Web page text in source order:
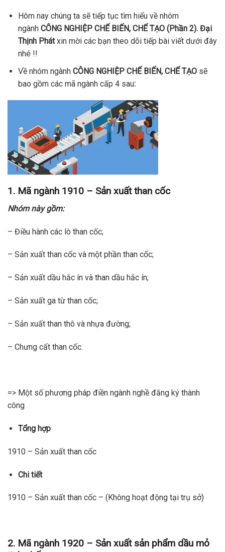
Hôm nay chúng ta sẽ tiếp tục tìm hiểu về nhóm
ngành CÔNG NGHIỆP CHẾ BIẾN, CHẾ TẠO (Phần 2). Đại
Thịnh Phátxin mời các bạn theo dõi tiếp bài viết dưới đây
nhé !!
Về nhóm ngành CÔNG NGHIỆP CHẾ BIẾN, CHẾ TẠO sẽ
bao gồm các mã ngành cấp 4 sau:
1. Mã ngành 1910 – Sản xuất than cốc
Nhóm này gồm:
– Điều hành các lò than cốc;
– Sản xuất than cốc và một phần than cốc;
– Sản xuất dầu hắc ín và than dầu hắc ín;
– Sản xuất ga từ than cốc;
– Sản xuất than thô và nhựa đường;
– Chưng cất than cốc.
=> Một số phương pháp điền ngành nghề đăng ký thành
công
Tổng hợp
1910 – Sản xuất than cốc
Chi tiết
1910 – Sản xuất than cốc – (Không hoạt động tại trụ sở)
2. Mã ngành 1920 – Sản xuất sản phẩm dầu mỏ